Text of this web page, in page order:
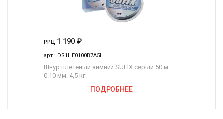
РРЦ 1 190 ₽
арт.: DS1HE0100B7A5I
Шнур плетеный зимний SUFIX серый 50 м.
0.10 мм. 4,5 кг.
ПОДРОБНЕЕ